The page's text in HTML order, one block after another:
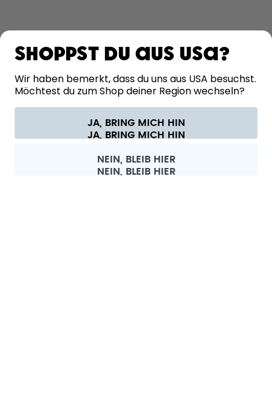
KONTAKT
Cookie-Einstellungen AGB Datenschutz
Alle Preise sind inklusive Mehrwertsteuer und zzgl. Versandkosten.
Shoppst du aus USA?
Wir haben bemerkt, dass du uns aus USA besuchst.
Möchtest du zum Shop deiner Region wechseln?
JA, BRING MICH HIN
NEIN, BLEIB HIER